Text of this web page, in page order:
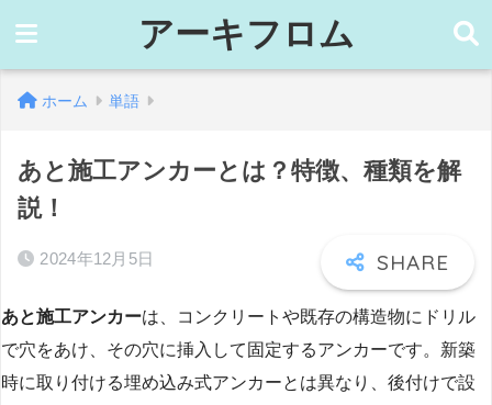
アーキフロム
ホーム 単語
あと施工アンカーとは？特徴、種類を解
説！
2024年12月5日
あと施工アンカーは、コンクリートや既存の構造物にドリル
で穴をあけ、その穴に挿入して固定するアンカーです。新築
時に取り付ける埋め込み式アンカーとは異なり、後付けで設